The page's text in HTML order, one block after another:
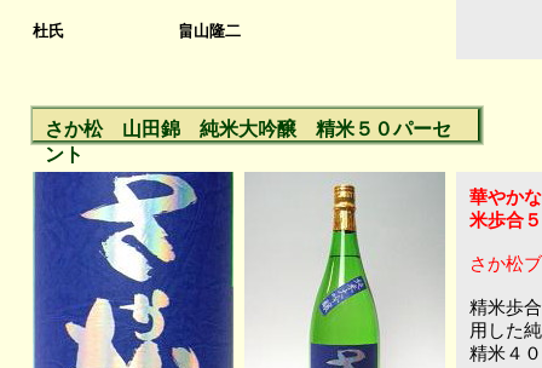
さか松 山田錦 純米大吟醸 精米５０パーセ
ント
華やか
米歩合
さか松
精米歩
用した
精米４
杜氏 畠山隆二